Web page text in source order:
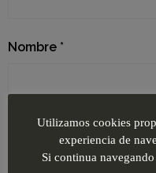
Nombre *
Correo electrónico*
Utilizamos cookies
experiencia de
Si continua